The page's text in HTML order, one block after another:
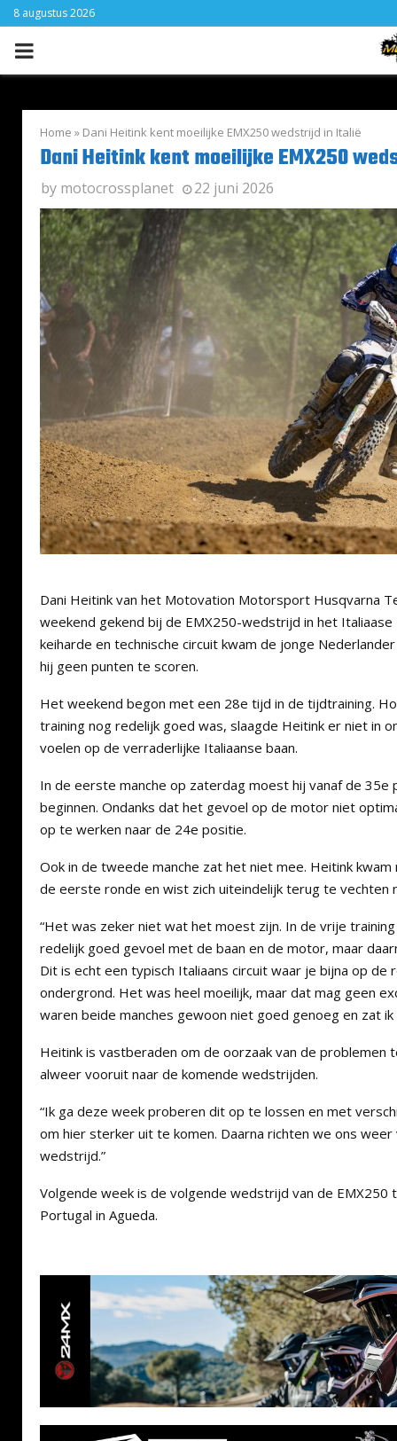
8 augustus 2026
PRIMARY
Home » Dani Heitink kent moeilijke EMX250 wedstrijd in Italië
Dani Heitink kent moeilijke EMX250
by motocrossplanet 22 juni 2026
Dani Heitink van het Motovation Motorsport Husqvarna
weekend gekend bij de EMX250-wedstrijd in het
keiharde en technische circuit kwam de jonge
hij geen punten te scoren.
Het weekend begon met een 28e tijd in de tijdtraining.
training nog redelijk goed was, slaagde Heitink er niet in
voelen op de verraderlijke Italiaanse baan.
In de eerste manche op zaterdag moest hij vanaf de 35e
beginnen. Ondanks dat het gevoel op de motor niet
op te werken naar de 24e positie.
Ook in de tweede manche zat het niet mee. Heitink
de eerste ronde en wist zich uiteindelijk terug te vechten
“Het was zeker niet wat het moest zijn. In de vrije
redelijk goed gevoel met de baan en de motor, maar
Dit is echt een typisch Italiaans circuit waar je bijna op
ondergrond. Het was heel moeilijk, maar dat mag geen
waren beide manches gewoon niet goed genoeg en zat ik
Heitink is vastberaden om de oorzaak van de problemen
alweer vooruit naar de komende wedstrijden.
“Ik ga deze week proberen dit op te lossen en met
om hier sterker uit te komen. Daarna richten we ons
wedstrijd.”
Volgende week is de volgende wedstrijd van de EMX250
Portugal in Agueda.